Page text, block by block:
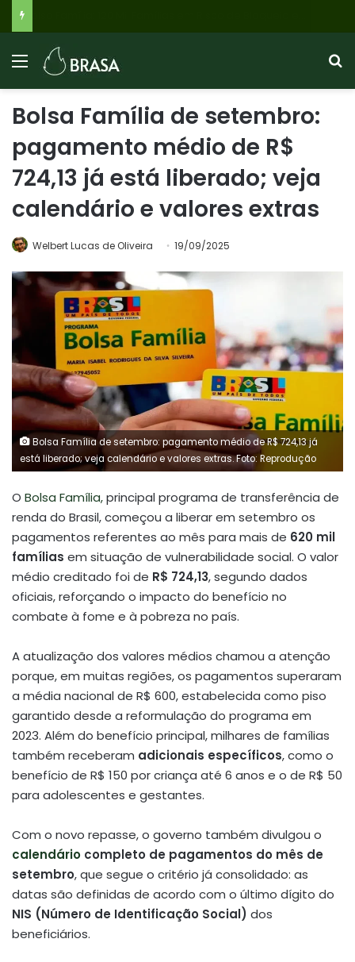
Bolsa Família de setembro:
pagamento médio de R$
724,13 já está liberado; veja
calendário e valores extras
Welbert Lucas de Oliveira 19/09/2025
Bolsa Família de setembro: pagamento médio de R$ 724,13 já
está liberado; veja calendário e valores extras. Foto: Reprodução
O Bolsa Família,principal programa de transferência de
renda do Brasil, começou a liberar em setembro os
pagamentos referentes ao mês para mais de 620 mil
famílias em situação de vulnerabilidade social. O valor
médio creditado foi de R$ 724,13, segundo dados
oficiais, reforçando o impacto do benefício no
combate à fome e à pobreza no país.
A atualização dos valores médios chamou a atenção
porque, em muitas regiões, os pagamentos superaram
a média nacional de R$ 600, estabelecida como piso
garantido desde a reformulação do programa em
2023. Além do benefício principal, milhares de famílias
também receberam adicionais específicos, como o
benefício de R$ 150 por criança até 6 anos e o de R$ 50
para adolescentes e gestantes.
Com o novo repasse, o governo também divulgou o
calendário completo de pagamentos do mês de
setembro, que segue o critério já consolidado: as
datas são definidas de acordo com o último dígito do
NIS (Número de Identificação Social) dos
beneficiários.